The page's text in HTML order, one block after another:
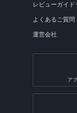
レビューガイド
よくあるご質問
運営会社
ア